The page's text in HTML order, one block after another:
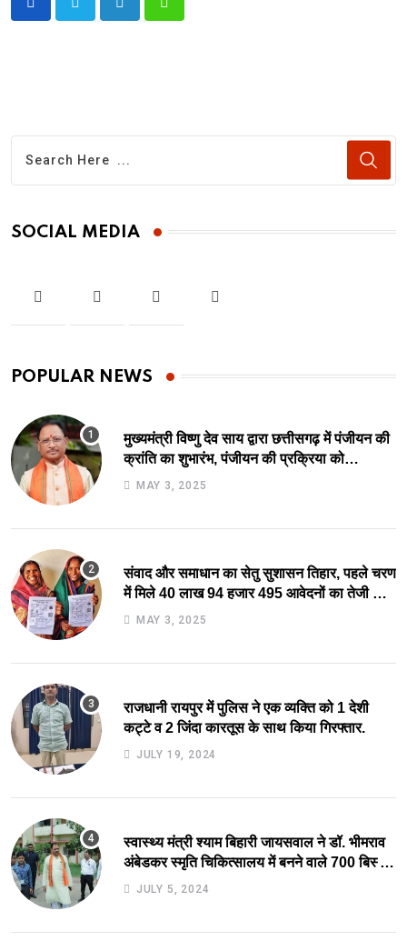
LinkedInWhatsapp
SOCIAL MEDIA
POPULAR NEWS
मुख्यमंत्री विष्णु देव साय द्वारा छत्तीसगढ़ में पंजीयन की
क्रांति का शुभारंभ, पंजीयन की प्रक्रिया को
सरलीकरण कर 10 दिन का काम अब 10 मिनट में..
MAY 3, 2025
संवाद और समाधान का सेतु सुशासन तिहार, पहले चरण
में मिले 40 लाख 94 हजार 495 आवेदनों का तेजी से
निराकरण की ओर.
MAY 3, 2025
राजधानी रायपुर में पुलिस ने एक व्यक्ति को 1 देशी
कट्टे व 2 जिंदा कारतूस के साथ किया गिरफ्तार.
JULY 19, 2024
स्वास्थ्य मंत्री श्याम बिहारी जायसवाल ने डॉ. भीमराव
अंबेडकर स्मृति चिकित्सालय में बनने वाले 700 बिस्तर
अस्पताल का किया स्थल निरीक्षण.
JULY 5, 2024